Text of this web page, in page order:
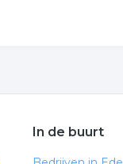
In de buurt